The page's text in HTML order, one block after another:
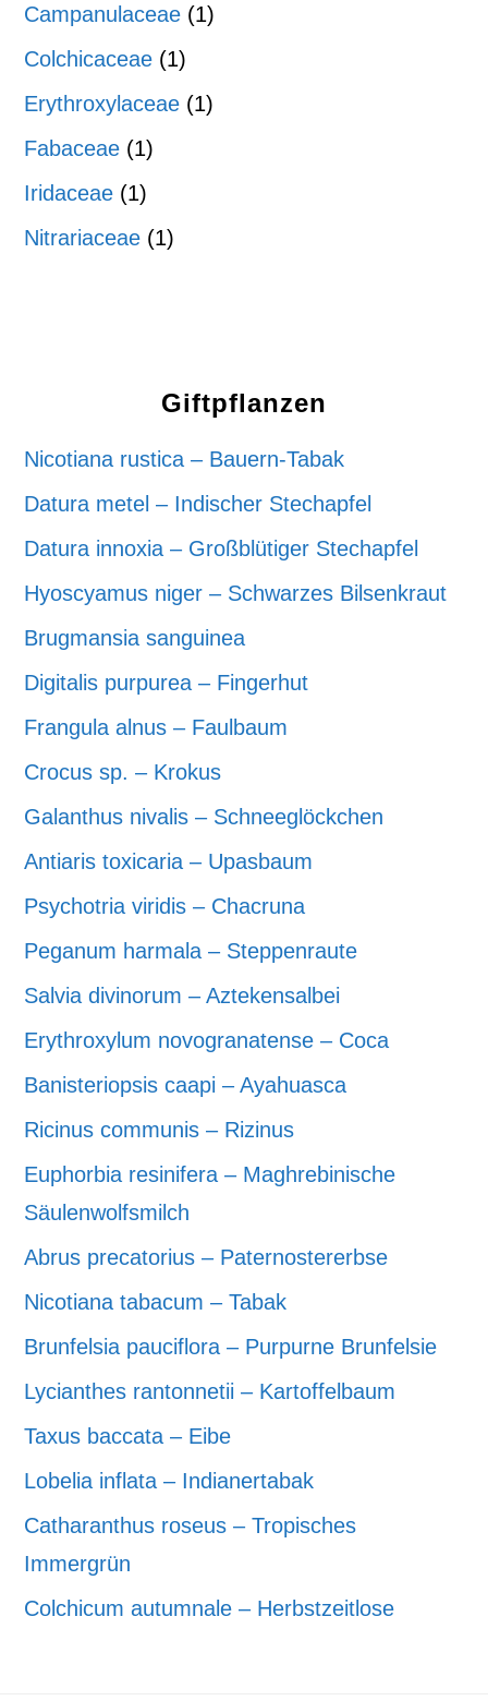
Campanulaceae (1)
Colchicaceae (1)
Erythroxylaceae (1)
Fabaceae (1)
Iridaceae (1)
Nitrariaceae (1)
Giftpflanzen
Nicotiana rustica – Bauern-Tabak
Datura metel – Indischer Stechapfel
Datura innoxia – Großblütiger Stechapfel
Hyoscyamus niger – Schwarzes Bilsenkraut
Brugmansia sanguinea
Digitalis purpurea – Fingerhut
Frangula alnus – Faulbaum
Crocus sp. – Krokus
Galanthus nivalis – Schneeglöckchen
Antiaris toxicaria – Upasbaum
Psychotria viridis – Chacruna
Peganum harmala – Steppenraute
Salvia divinorum – Aztekensalbei
Erythroxylum novogranatense – Coca
Banisteriopsis caapi – Ayahuasca
Ricinus communis – Rizinus
Euphorbia resinifera – Maghrebinische
Säulenwolfsmilch
Abrus precatorius – Paternostererbse
Nicotiana tabacum – Tabak
Brunfelsia pauciflora – Purpurne Brunfelsie
Lycianthes rantonnetii – Kartoffelbaum
Taxus baccata – Eibe
Lobelia inflata – Indianertabak
Catharanthus roseus – Tropisches
Immergrün
Colchicum autumnale – Herbstzeitlose